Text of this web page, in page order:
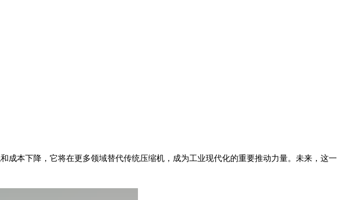
成本下降，它将在更多领域替代传统压缩机，成为工业现代化的重要推动力量。未来，这一